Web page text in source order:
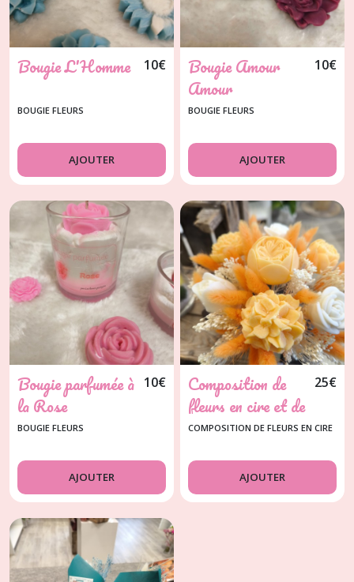
Bougie L'Homme 10€
BOUGIE FLEURS
AJOUTER
Bougie Amour
Amour
10€
BOUGIE FLEURS
AJOUTER
Bougie parfumée à
la Rose
10€
BOUGIE FLEURS
AJOUTER
Composition de
fleurs en cire et de
fleurs séchées
25€
COMPOSITION DE FLEURS EN CIRE
AJOUTER